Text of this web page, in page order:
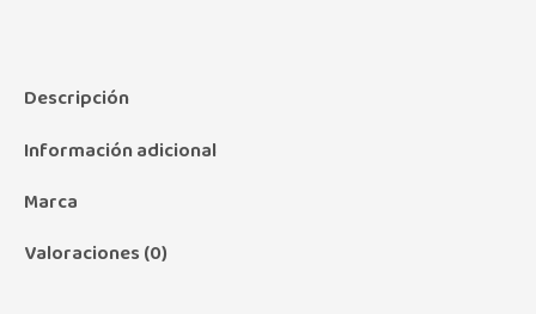
Descripción
Información adicional
Marca
Valoraciones (0)